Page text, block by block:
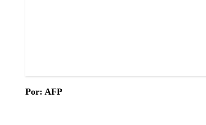
Por: AFP